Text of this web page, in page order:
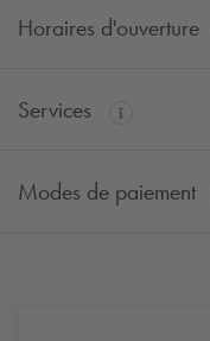
Horaires d'ouverture
Services
Modes de paiement